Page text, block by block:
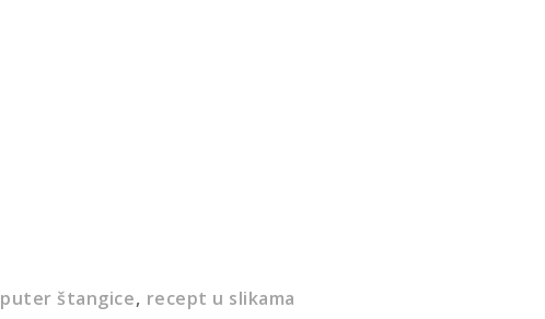
puter štangice recept u slikama